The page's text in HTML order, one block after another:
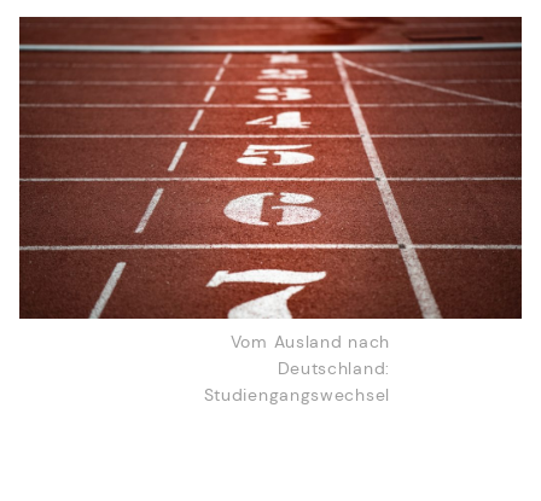
Vom Ausland nach
Deutschland:
Studiengangswechsel